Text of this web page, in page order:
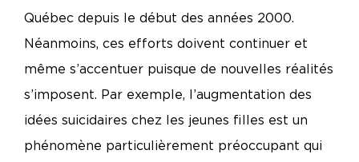
Québec depuis le début des années 2000.
Néanmoins, ces efforts doivent continuer et
même s’accentuer puisque de nouvelles réalités
s’imposent. Par exemple, l’augmentation des
idées suicidaires chez les jeunes filles est un
phénomène particulièrement préoccupant qui